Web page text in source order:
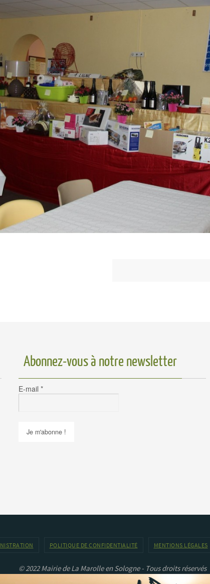
Abonnez-vous à notre newsletter
E-mail *
POLITIQUE DE CONFIDENTIALITÉ MENTIONS LÉGALES
© 2022 Mairie de La Marolle en Sologne - Tous droits réservés